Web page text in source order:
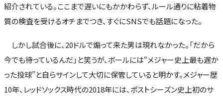
紹介されている。ここまで遅いにもかかわらず、ルール通りに粘着物
質の検査を受けるオチまでつき、すぐにSNSでも話題になった。
しかし試合後に、20ドルで煽って来た男は現れなかった。「だから
今でも待っているんだ」と笑うが、ボールには“メジャー史上最も遅か
った投球”と自らサインして大切に保管していると明かす。メジャー歴
10年、レッドソックス時代の2018年には、ポストシーズン史上初のサ